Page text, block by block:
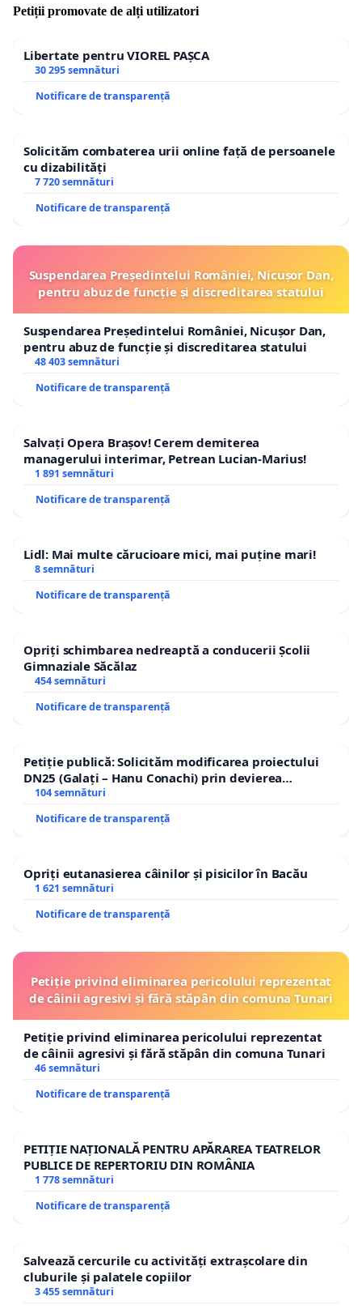
Petiții promovate de alți utilizatori
Libertate pentru VIOREL PAȘCA
30 295 semnături
Notificare de transparență
Solicităm combaterea urii online față de persoanele
cu dizabilități
7 720 semnături
Notificare de transparență
Suspendarea Președintelui României, Nicușor Dan,
pentru abuz de funcție și discreditarea statului
Suspendarea Președintelui României, Nicușor Dan,
pentru abuz de funcție și discreditarea statului
48 403 semnături
Notificare de transparență
Salvați Opera Brașov! Cerem demiterea
managerului interimar, Petrean Lucian-Marius!
1 891 semnături
Notificare de transparență
Lidl: Mai multe cărucioare mici, mai puține mari!
8 semnături
Notificare de transparență
Opriți schimbarea nedreaptă a conducerii Școlii
Gimnaziale Săcălaz
454 semnături
Notificare de transparență
Petiție publică: Solicităm modificarea proiectului
DN25 (Galați – Hanu Conachi) prin devierea
traseului în afara localităților!
104 semnături
Notificare de transparență
Opriți eutanasierea câinilor și pisicilor în Bacău
1 621 semnături
Notificare de transparență
Petiție privind eliminarea pericolului reprezentat
de câinii agresivi și fără stăpân din comuna Tunari
Petiție privind eliminarea pericolului reprezentat
de câinii agresivi și fără stăpân din comuna Tunari
46 semnături
Notificare de transparență
PETIȚIE NAȚIONALĂ PENTRU APĂRAREA TEATRELOR
PUBLICE DE REPERTORIU DIN ROMÂNIA
1 778 semnături
Notificare de transparență
Salvează cercurile cu activități extrașcolare din
cluburile și palatele copiilor
3 455 semnături